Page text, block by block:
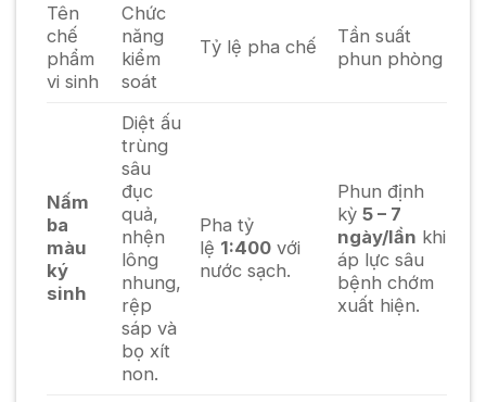
Tên
chế
phẩm
vi sinh
Chức
năng
kiểm
soát
Tỷ lệ pha chế
Tần suất
phun phòng
Nấm
ba
màu
ký
sinh
Diệt ấu
trùng
sâu
đục
quả,
nhện
lông
nhung,
rệp
sáp và
bọ xít
non.
Pha tỷ
lệ 1:400với
nước sạch.
Phun định
kỳ 5 – 7
ngày/lần khi
áp lực sâu
bệnh chớm
xuất hiện.